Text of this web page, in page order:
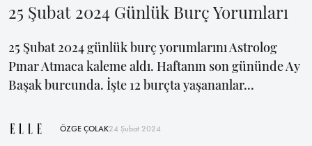
25 Şubat 2024 Günlük Burç Yorumları
25 Şubat 2024 günlük burç yorumlarını Astrolog
Pınar Atmaca kaleme aldı. Haftanın son gününde Ay
Başak burcunda. İşte 12 burçta yaşananlar...
ÖZGE ÇOLAK24 Şubat 2024